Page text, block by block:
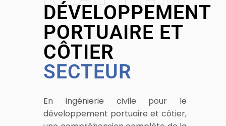
DÉVELOPPEMENT
PORTUAIRE ET
CÔTIER
SECTEUR
En ingénierie civile pour le
développement portuaire et côtier,